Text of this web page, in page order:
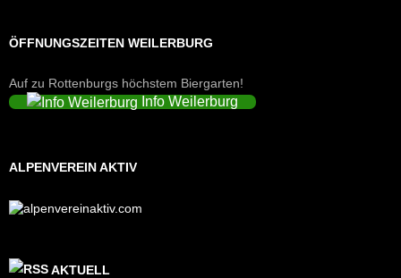
ÖFFNUNGSZEITEN WEILERBURG
Auf zu Rottenburgs höchstem Biergarten!
Info Weilerburg
ALPENVEREIN AKTIV
AKTUELL